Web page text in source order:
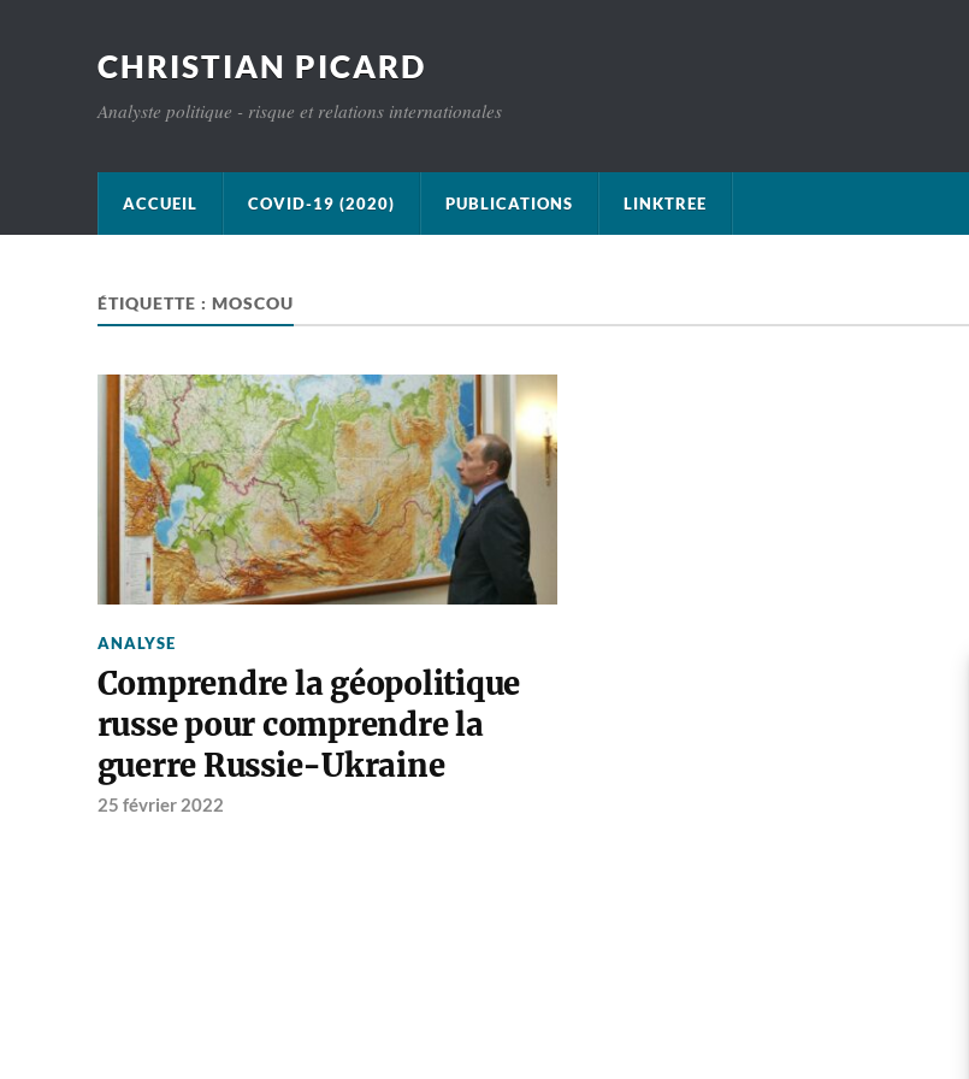
CHRISTIAN PICARD
Analyste politique - risque et relations internationales
ACCUEIL COVID-19 (2020) PUBLICATIONS LINKTREE
ÉTIQUETTE : MOSCOU
ANALYSE
Comprendre la géopolitique
russe pour comprendre la
guerre Russie-Ukraine
25 février 2022